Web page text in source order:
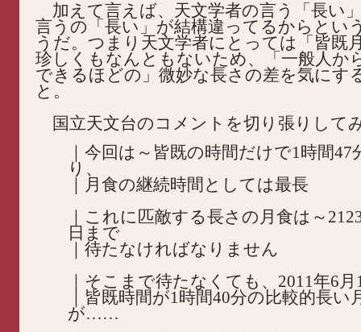
加えて言えば、天文学者の言う「長い
言うの「長い」が結構違ってるからとい
うだ。つまり天文学者にとっては「皆既
珍しくもなんともないため、「一般人か
できるほどの」微妙な長さの差を気にす
と。
国立天文台のコメントを切り張りして
｜今回は～皆既の時間だけで1時間47
り、
｜月食の継続時間としては最長
｜これに匹敵する長さの月食は～
日まで
｜待たなければなりません
｜そこまで待たなくても、2011年6
｜皆既時間が1時間40分の比較的長い
が……